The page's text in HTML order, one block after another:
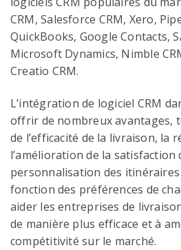
CRM, Salesforce CRM, Xero,
QuickBooks, Google Contacts,
Microsoft Dynamics, Nimble
Creatio CRM.
L’intégration de logiciel CRM
offrir de nombreux avantages,
de l’efficacité de la livraison, la
l’amélioration de la satisfaction
personnalisation des
fonction des préférences de
aider les entreprises de
de manière plus efficace et à
compétitivité sur le marché.